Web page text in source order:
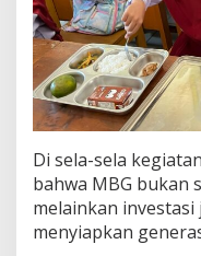
k
a
n
B
r
i
z
i
G
r
Di sela-sela
bahwa MBG bukan
melainkan
menyiapkan